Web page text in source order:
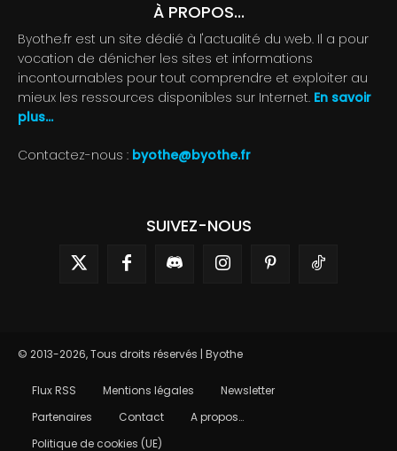
À PROPOS...
Byothe.fr est un site dédié à l'actualité du web. Il a pour
vocation de dénicher les sites et informations
incontournables pour tout comprendre et exploiter au
mieux les ressources disponibles sur Internet. En savoir
plus...
Contactez-nous : byothe@byothe.fr
SUIVEZ-NOUS
© 2013-2026, Tous droits réservés | Byothe
Flux RSS Mentions légales
Newsletter
Partenaires
Contact
A propos…
Politique de cookies (UE)